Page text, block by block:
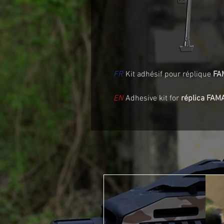
FR Kit adhésif pour réplique
ENAdhesive kit for réplica